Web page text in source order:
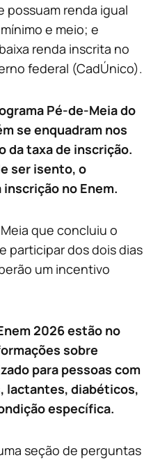
possuam renda igual
e meio; e
renda inscrita no
federal (CadÚnico).
Pé-de-Meia do
se enquadram nos
da taxa de inscrição.
ser isento, o
no Enem.
que concluiu o
participar dos dois dias
um incentivo
2026 estão no
sobre
para pessoas com
lactantes, diabéticos,
específica.
seção de perguntas